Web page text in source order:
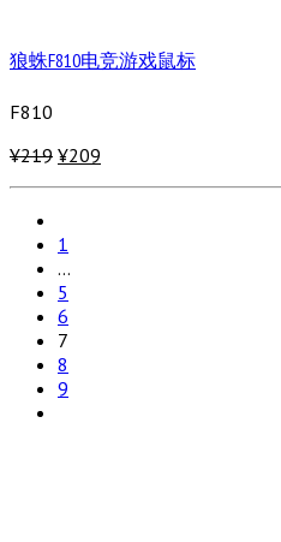
狼蛛F810电竞游戏鼠标
F810
¥219 ¥209
1
…
5
6
7
8
9